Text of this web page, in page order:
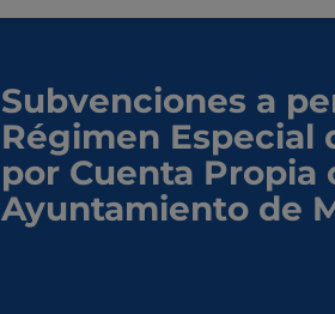
Subvenciones a
Régimen Especial
por Cuenta Propia
Ayuntamiento de